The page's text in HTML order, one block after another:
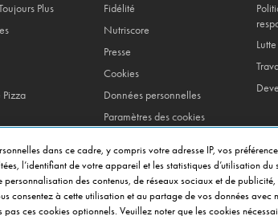
Plus
Pizza
Box
Fidélité
Nutriscore
Presse
Cookies
Données personnelles
Paramètres des cookies
Conditions generales de
vente
dans ce cadre, y compris votre adresse IP, vos
l’identifiant de votre appareil et les statistiques d’utilisation du
des contenus, de réseaux sociaux et de
consentez à cette utilisation et au partage de vos données avec
ces cookies optionnels. Veuillez noter que les cookies